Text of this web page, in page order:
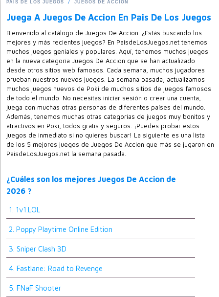
PAIS DE LOS JUEGOS JUEGOS DE ACCION
Juega A Juegos De Accion En Pais De Los Juegos
Bienvenido al catálogo de Juegos De Accion. ¿Estás buscando los
mejores y más recientes juegos? En PaisdeLosJuegos.net tenemos
muchos juegos geniales y populares. Aquí, tenemos muchos juegos
en la nueva categoría Juegos De Accion que se han actualizado
desde otros sitios web famosos. Cada semana, muchos jugadores
prueban nuestros nuevos juegos. La semana pasada, actualizamos
muchos juegos nuevos de Poki de muchos sitios de juegos famosos
de todo el mundo. No necesitas iniciar sesión o crear una cuenta,
juega con muchas otras personas de diferentes países del mundo.
Además, tenemos muchas otras categorías de juegos muy bonitos y
atractivos en Poki, todos gratis y seguros. ¡Puedes probar estos
juegos de inmediato si no quieres buscar! La siguiente es una lista
de los 5 mejores juegos de Juegos De Accion que más se jugaron en
PaisdeLosJuegos.net la semana pasada.
¿Cuáles son los mejores Juegos De Accion de
2026 ?
1. 1v1.LOL
2. Poppy Playtime Online Edition
3. Sniper Clash 3D
4. Fastlane: Road to Revenge
5. FNaF Shooter